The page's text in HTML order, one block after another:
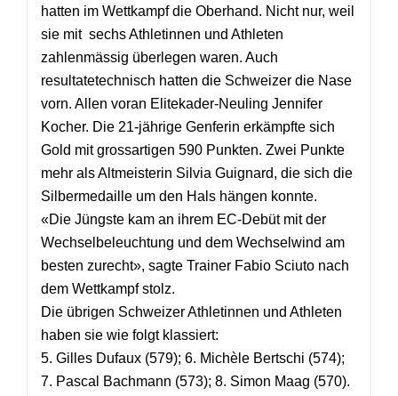
hatten im Wettkampf die Oberhand. Nicht nur, weil
sie mit sechs Athletinnen und Athleten
zahlenmässig überlegen waren. Auch
resultatetechnisch hatten die Schweizer die Nase
vorn. Allen voran Elitekader-Neuling Jennifer
Kocher. Die 21-jährige Genferin erkämpfte sich
Gold mit grossartigen 590 Punkten. Zwei Punkte
mehr als Altmeisterin Silvia Guignard, die sich die
Silbermedaille um den Hals hängen konnte.
«Die Jüngste kam an ihrem EC-Debüt mit der
Wechselbeleuchtung und dem Wechselwind am
besten zurecht», sagte Trainer Fabio Sciuto nach
dem Wettkampf stolz.
Die übrigen Schweizer Athletinnen und Athleten
haben sie wie folgt klassiert:
5. Gilles Dufaux (579); 6. Michèle Bertschi (574);
7. Pascal Bachmann (573); 8. Simon Maag (570).